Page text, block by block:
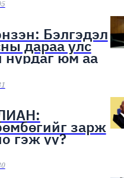
Бэлгэдэл
дараа улс
нурдаг юм аа
зарж
гэж үү?